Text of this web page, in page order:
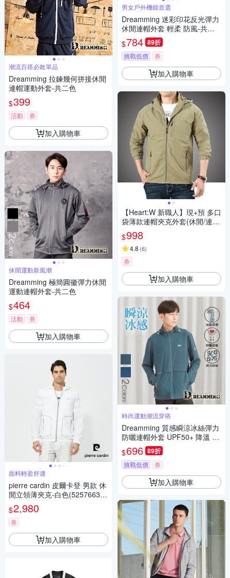
潮流百搭必敗單品
Dreamming 拉鍊幾何拼接休閒
連帽運動外套-共二色
$399
活動 券
加入購物車
休閒運動新風潮
Dreamming 極簡圓徽彈力休閒
運動連帽外套-共二色
$464
活動 券
加入購物車
面料輕盈舒適
pierre cardin 皮爾卡登 男款 休
閒立領薄夾克-白色(5257663-9
0)
$2,980
券
加入購物車
男女戶外機能首選
Dreamming 迷彩印花反光彈力
休閒連帽外套 輕柔 防風-共三
色
$784 89折
挑戰低價 券
加入購物車
【Heart:W 新職人】現+預 多口
袋薄款連帽夾克外套(休閒/連帽
外套/防風外套)
$998
4.8 (6)
券
加入購物車
時尚運動潮流穿搭
Dreamming 質感瞬涼冰絲彈力
防曬連帽外套 UPF50+ 降溫 機
能-共二色
$696 89折
挑戰低價 券
加入購物車